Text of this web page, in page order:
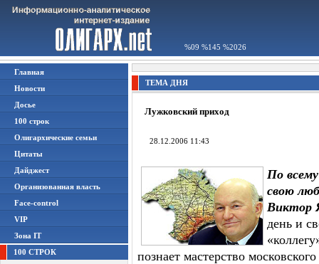
%09 %145 %2026
Главная
Новости
Досье
100 строк
Олигархические семьи
Цитаты
Дайджест
Организованная власть
Face-control
VIP
Зона IT
100 СТРОК
ТЕМА ДНЯ
Лужковский приход
28.12.2006 11:43
По
свою
Виктор
день и
познает мастерство